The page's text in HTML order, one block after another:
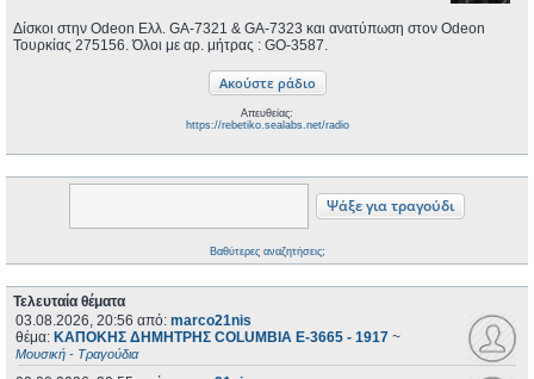
Δίσκοι στην Odeon Ελλ. GA-7321 & GA-7323 και ανατύπωση στον Odeon
Τουρκίας 275156. Όλοι με αρ. μήτρας : GO-3587.
Απευθείας:
https://rebetiko.sealabs.net/radio
Βαθύτερες αναζητήσεις;
Τελευταία θέματα
03.08.2026, 20:56 από: marco21nis
θέμα: ΚΑΠΟΚΗΣ ΔΗΜΗΤΡΗΣ COLUMBIA E-3665 - 1917 ~
Μουσική - Τραγούδια